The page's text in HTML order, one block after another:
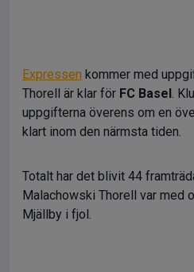
Expressen kommer med
Thorell är klar för FC Basel.
uppgifterna överens om en
klart inom den närmsta tiden.
Totalt har det blivit 44
Malachowski Thorell var med
Mjällby i fjol.